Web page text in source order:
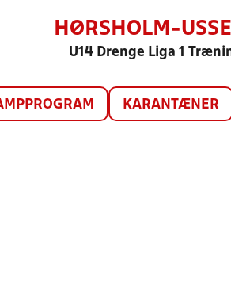
HØRSHOLM-
U14 Drenge Liga 1
KARANTÆNER